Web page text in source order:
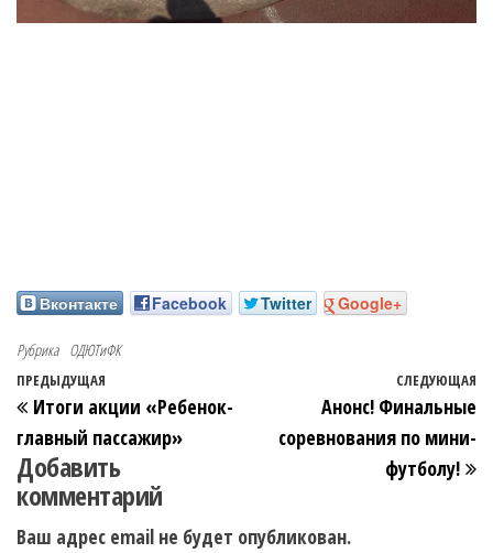
Вконтакте Facebook Twitter Google+
Рубрика ОДЮТиФК
ПРЕДЫДУЩАЯ
Итоги акции «Ребенок-
главный пассажир»
СЛЕДУЮЩАЯ
Анонс! Финальные
соревнования по мини-
футболу!
Добавить
комментарий
Ваш адрес email не будет опубликован.